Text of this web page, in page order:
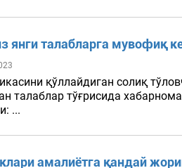
янги талабларга мувофиқ
қўллайдиган солиқ
талаблар тўғрисида
...
амалиётга қандай